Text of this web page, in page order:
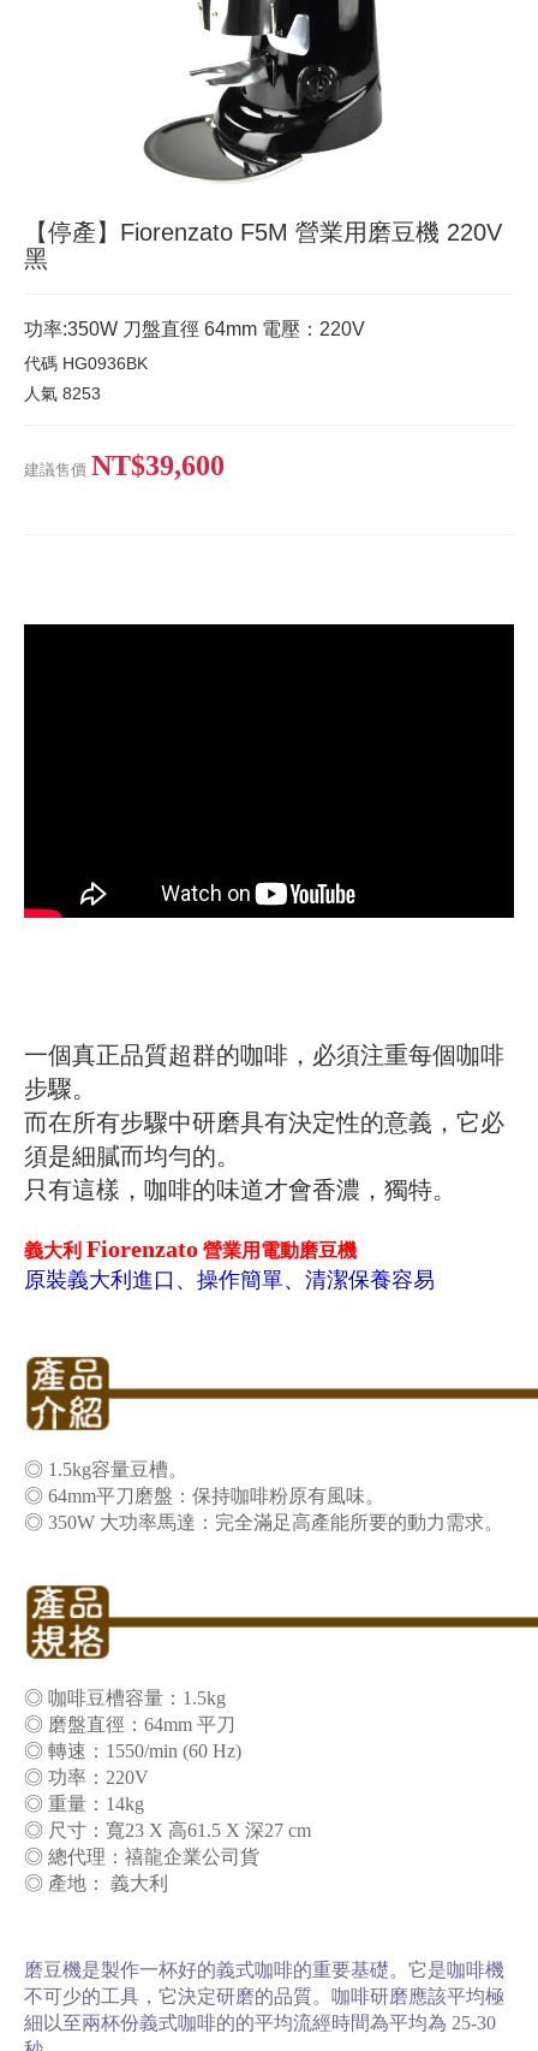
【停產】Fiorenzato F5M 營業用磨豆機 220V
黑
功率:350W 刀盤直徑 64mm 電壓：220V
代碼 HG0936BK
人氣 8253
建議售價 NT$39,600
一個真正品質超群的咖啡，必須注重每個咖啡
步驟。
而在所有步驟中研磨具有決定性的意義，它必
須是細膩而均勻的。
只有這樣，咖啡的味道才會香濃，獨特。
義大利 Fiorenzato 營業用電動磨豆機
原裝義大利進口、操作簡單、清潔保養容易
◎ 1.5kg容量豆槽。
◎ 64mm平刀磨盤：保持咖啡粉原有風味。
◎ 350W 大功率馬達：完全滿足高產能所要的動力需求。
◎ 咖啡豆槽容量：1.5kg
◎ 磨盤直徑：64mm 平刀
◎ 轉速：1550/min (60 Hz)
◎ 功率：220V
◎ 重量：14kg
◎ 尺寸：寬23 X 高61.5 X 深27 cm
◎ 總代理：禧龍企業公司貨
◎ 產地： 義大利
磨豆機是製作一杯好的義式咖啡的重要基礎。它是咖啡機
不可少的工具，它決定研磨的品質。咖啡研磨應該平均極
細以至兩杯份義式咖啡的的平均流經時間為平均為 25-30